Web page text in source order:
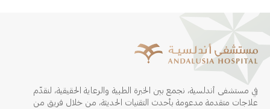
في مستشفى أندلسية، نجمع بين الخبرة الطبية والرعاية الحقيقية، لنقدّم
علاجات متقدمة مدعومة بأحدث التقنيات الحديثة، من خلال فريق من